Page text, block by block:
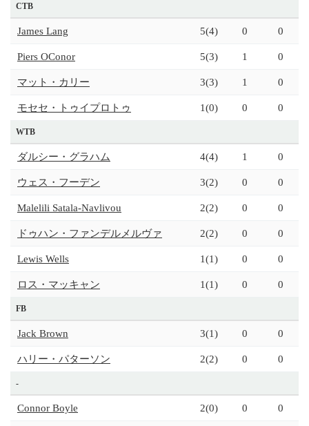
CTB
James Lang 5(4) 0 0
Piers OConor 5(3) 1 0
マット・カリー 3(3) 1 0
モセセ・トゥイプロトゥ 1(0) 0 0
WTB
ダルシー・グラハム 4(4) 1 0
ウェス・フーデン 3(2) 0 0
Malelili Satala-Navlivou 2(2) 0 0
ドゥハン・ファンデルメルヴァ 2(2) 0 0
Lewis Wells 1(1) 0 0
ロス・マッキャン 1(1) 0 0
FB
Jack Brown 3(1) 0 0
ハリー・パターソン 2(2) 0 0
-
Connor Boyle 2(0) 0 0